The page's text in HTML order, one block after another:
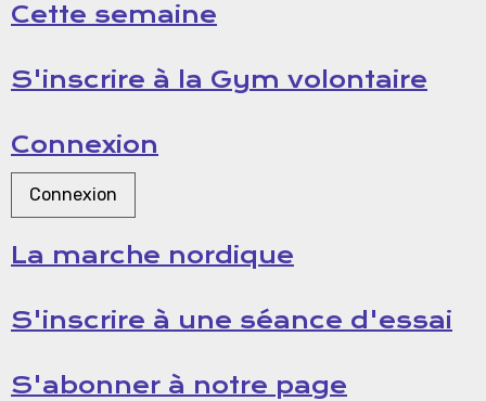
Cette semaine
S'inscrire à la Gym volontaire
Connexion
Connexion
La marche nordique
S'inscrire à une séance d'essai
S'abonner à notre page